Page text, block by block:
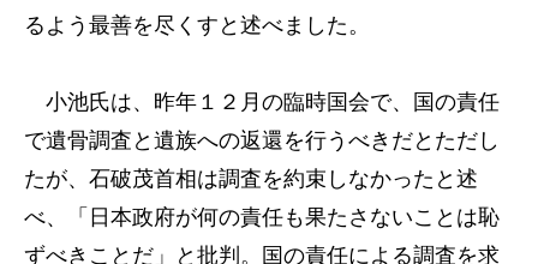
るよう最善を尽くすと述べました。
小池氏は、昨年１２月の臨時国会で、国の責任
で遺骨調査と遺族への返還を行うべきだとただし
たが、石破茂首相は調査を約束しなかったと述
べ、「日本政府が何の責任も果たさないことは恥
ずべきことだ」と批判。国の責任による調査を求